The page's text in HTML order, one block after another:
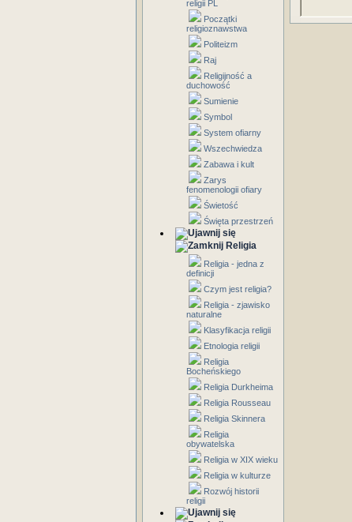
religii PL
Początki
religioznawstwa
Politeizm
Raj
Religijność a
duchowość
Sumienie
Symbol
System ofiarny
Wszechwiedza
Zabawa i kult
Zarys
fenomenologii ofiary
Świetość
Święta przestrzeń
Religia
Religia - jedna z
definicji
Czym jest religia?
Religia - zjawisko
naturalne
Klasyfikacja religii
Etnologia religii
Religia
Bocheńskiego
Religia Durkheima
Religia Rousseau
Religia Skinnera
Religia
obywatelska
Religia w XIX wieku
Religia w kulturze
Rozwój historii
religii